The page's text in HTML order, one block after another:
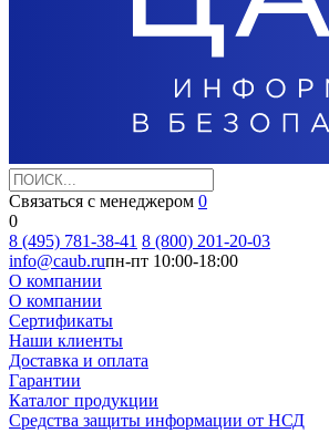
Связаться с менеджером 0
0
8 (495) 781-38-41 8 (800) 201-20-03
info@caub.ruпн-пт 10:00-18:00
О компании
О компании
Сертификаты
Наши клиенты
Доставка и оплата
Гарантии
Каталог продукции
Средства защиты информации от НСД